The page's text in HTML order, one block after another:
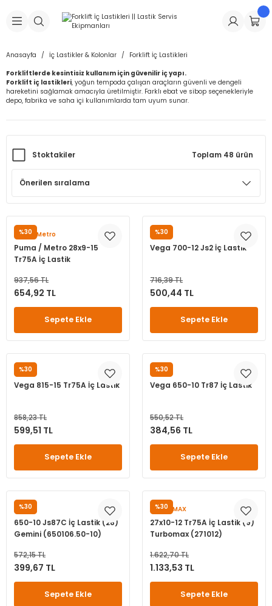
Geri Dön
Makineleri
Geri Dön
Dolgu Lastikleri
Dolgu Lastikleri
Geri Dön
İç Lastikleri
İç Lastikleri
Geri Dön
Geri Dön
& Sibop İlaveleri
Kapağı
Geri Dön
Tüpü
& Spreyler
Geri Dön
Makinesi Yedek Parçaları
Yedek Parçaları
Anasayfa İç Lastikler & Kolonlar
Forklift İç Lastikleri
Forkliftlerde kesintisiz kullanım için güvenilir iç yapı.
Forklift iç lastikleri, yoğun tempoda çalışan araçların güvenli ve dengeli
hareketini sağlamak amacıyla üretilmiştir. Farklı ebat ve sibop seçenekleriyle
depo, fabrika ve saha içi kullanımlarda tam uyum sunar.
Stoktakiler Toplam 48 ürün
%30
Puma/Metro
Puma / Metro 28x9-15
Tr75A İç Lastik
937,56 TL
654,92 TL
Sepete Ekle
%30
VEGA
Vega 700-12 Js2 İç Lastik
716,39 TL
500,44 TL
Sepete Ekle
%30
VEGA
Vega 815-15 Tr75A İç Lastik
858,23 TL
599,51 TL
Sepete Ekle
%30
VEGA
Vega 650-10 Tr87 İç Lastik
550,52 TL
384,56 TL
Sepete Ekle
%30
GEMINI
650-10 Js87C İç Lastik (28)
Gemini (650106.50-10)
572,15 TL
399,67 TL
Sepete Ekle
%30
TURBOMAX
27x10-12 Tr75A İç Lastik (9)
Turbomax (271012)
1.622,70 TL
1.133,53 TL
Sepete Ekle